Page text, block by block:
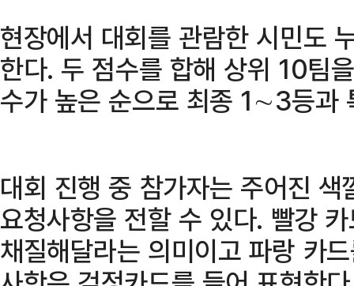
현장에서 대회를 관람한 시민도
한다. 두 점수를 합해 상위 10팀
수가 높은 순으로 최종 1∼3등과
대회 진행 중 참가자는 주어진
요청사항을 전할 수 있다. 빨강
채질해달라는 의미이고 파랑 카